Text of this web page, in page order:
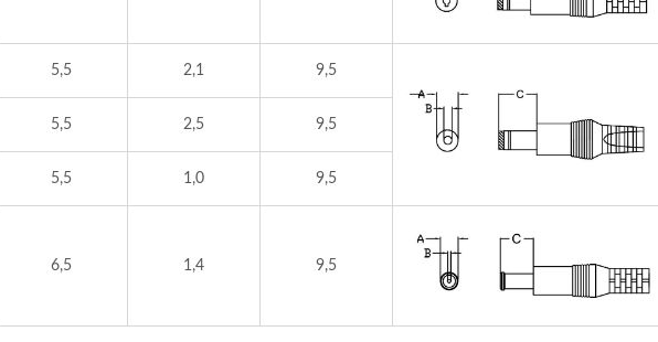
5,5 2,1 9,5
5,5 2,5 9,5
5,5 1,0 9,5
6,5 1,4 9,5